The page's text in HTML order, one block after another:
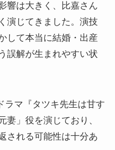
響は大きく、比嘉さん
演じてきました。演技
して本当に結婚・出産
誤解が生まれやすい状
ラマ『タツキ先生は甘す
妻」役を演じており、
される可能性は十分あ